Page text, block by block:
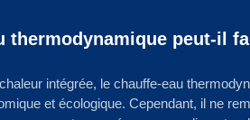
thermodynamique peut-il
intégrée, le chauffe-eau
et écologique. Cependant, il ne